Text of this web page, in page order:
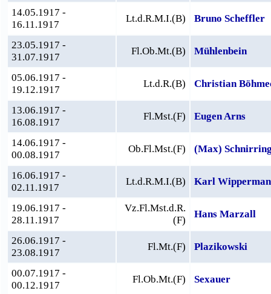
14.05.1917 -
16.11.1917
Lt.d.R.M.I.(B) Bruno Scheffler
23.05.1917 -
31.07.1917
Fl.Ob.Mt.(B) Mühlenbein
05.06.1917 -
19.12.1917
Lt.d.R.(B) Christian
13.06.1917 -
16.08.1917
Fl.Mst.(F) Eugen Arns
14.06.1917 -
00.08.1917
Ob.Fl.Mst.(F) (Max)
16.06.1917 -
02.11.1917
Lt.d.R.M.I.(B) Karl
19.06.1917 -
28.11.1917
Vz.Fl.Mst.d.R.
(F)
Hans Marzall
26.06.1917 -
23.08.1917
Fl.Mt.(F) Plazikowski
00.07.1917 -
00.12.1917
Fl.Ob.Mt.(F) Sexauer